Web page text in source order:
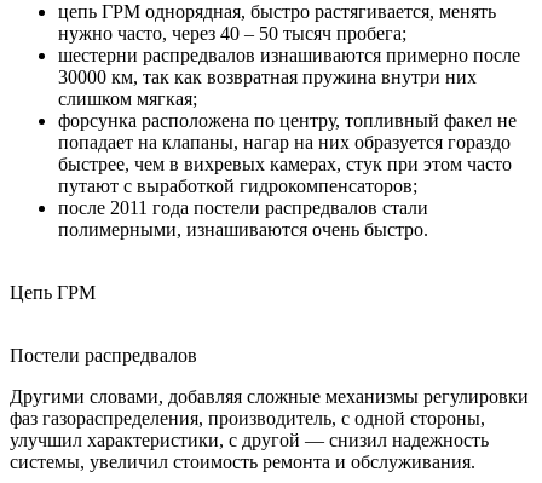
цепь ГРМ однорядная, быстро растягивается, менять
нужно часто, через 40 – 50 тысяч пробега;
шестерни распредвалов изнашиваются примерно после
30000 км, так как возвратная пружина внутри них
слишком мягкая;
форсунка расположена по центру, топливный факел не
попадает на клапаны, нагар на них образуется гораздо
быстрее, чем в вихревых камерах, стук при этом часто
путают с выработкой гидрокомпенсаторов;
после 2011 года постели распредвалов стали
полимерными, изнашиваются очень быстро.
Цепь ГРМ
Постели распредвалов
Другими словами, добавляя сложные механизмы регулировки
фаз газораспределения, производитель, с одной стороны,
улучшил характеристики, с другой — снизил надежность
системы, увеличил стоимость ремонта и обслуживания.